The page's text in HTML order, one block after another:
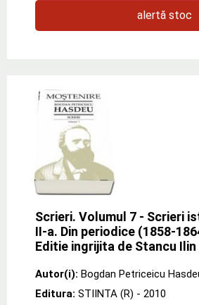
alertă stoc
Scrieri. Volumul 7 - Scrieri
II-a. Din periodice (1858-
Editie ingrijita de Stancu Ilin
Autor(i): Bogdan Petriceicu
Editura: STIINTA (R) - 2010